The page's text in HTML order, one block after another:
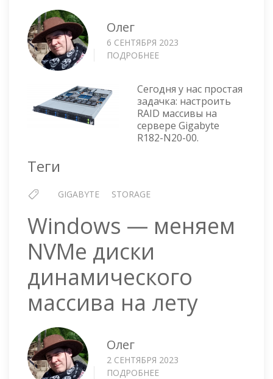
Олег
6 СЕНТЯБРЯ 2023
ПОДРОБНЕЕ
N20-
00
—
НАСТРОЙКА
RAID
Сегодня у нас простая
задачка: настроить
RAID массивы на
сервере Gigabyte
R182-N20-00.
Теги
GIGABYTE STORAGE
Windows — меняем
NVMe диски
динамического
массива на лету
Олег
2 СЕНТЯБРЯ 2023
ПОДРОБНЕЕ